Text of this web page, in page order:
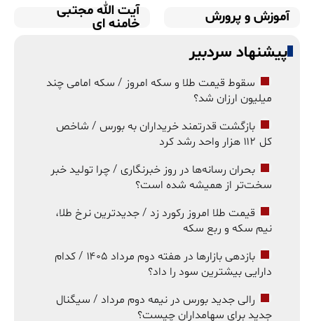
آموزش و پرورش
آیت الله مجتبی
خامنه ای
پیشنهاد سردبیر
سقوط قیمت طلا و سکه امروز / سکه امامی چند
میلیون ارزان شد؟
بازگشت قدرتمند خریداران به بورس / شاخص
کل ۱۱۲ هزار واحد رشد کرد
بحران رسانه‌ها در روز خبرنگاری / چرا تولید خبر
سخت‌تر از همیشه شده است؟
قیمت طلا امروز رکورد زد / جدیدترین نرخ طلا،
نیم سکه و ربع سکه
بازدهی بازارها در هفته دوم مرداد ۱۴۰۵ / کدام
دارایی بیشترین سود را داد؟
رالی جدید بورس در نیمه دوم مرداد / سیگنال
جدید برای سهامداران چیست؟